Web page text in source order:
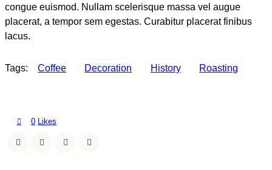
congue euismod. Nullam scelerisque massa vel augue
placerat, a tempor sem egestas. Curabitur placerat finibus
lacus.
Tags: Coffee Decoration History Roasting
0 Likes